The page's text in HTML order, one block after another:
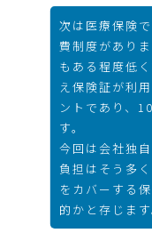
次は医療保険
費制度があり
もある程度低
え保険証が利
ントであり、
す。
今回は会社独
負担はそう多
をカバーする
的かと存じます